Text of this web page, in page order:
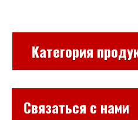
Категория
Связаться с нами